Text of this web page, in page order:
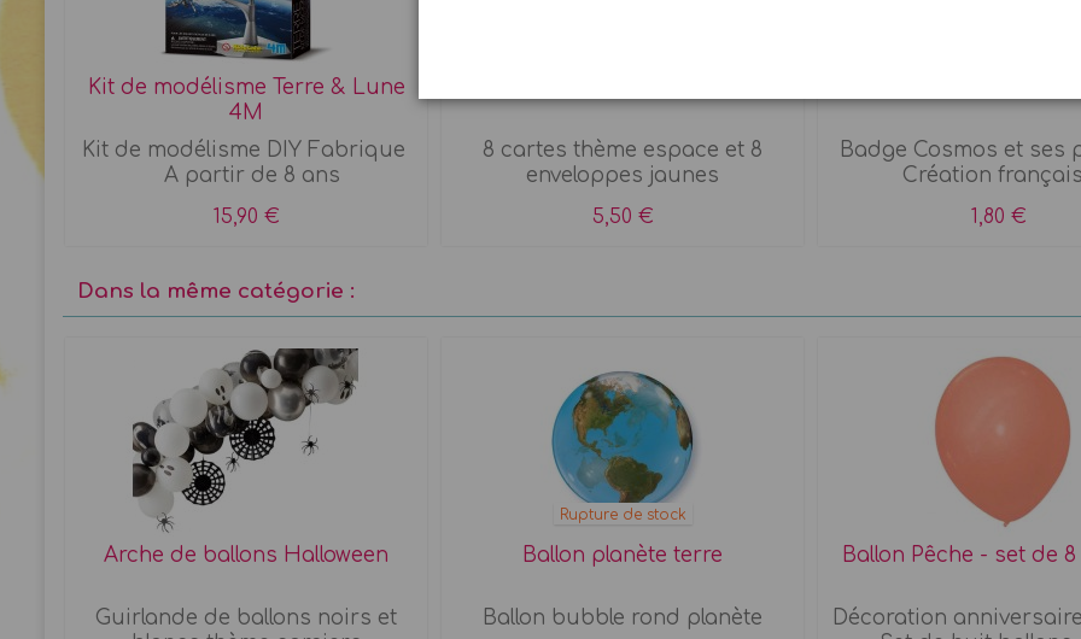
A
Kit de modélisme Terre & Lune
4M
Kit de modélisme DIY Fabrique
A partir de 8 ans
15,90 €
8 cartes thème espace et 8
enveloppes jaunes
5,50 €
Badge Cosmos et ses
Création
1,80 €
Dans la même catégorie :
Arche de ballons Halloween
Guirlande de ballons noirs et
Rupture de stock
Ballon planète terre
Ballon bubble rond planète
Ballon Pêche - set de
Décoration